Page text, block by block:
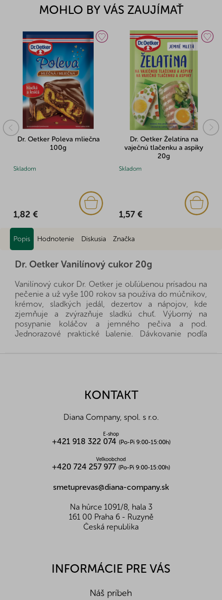
MOHLO BY VÁS ZAUJÍMAŤ
Dr. Oetker Poleva mliečna
100g
Skladom
1,82 €
Dr. Oetker Želatína na
vaječnú tlačenku a aspiky
20g
Skladom
1,57 €
Popis Hodnotenie Diskusia Značka
Dr. Oetker Vanilínový cukor 20g
Vanilínový cukor Dr. Oetker je obľúbenou prísadou na
pečenie a už vyše 100 rokov sa používa do múčnikov,
krémov, sladkých jedál, dezertov a nápojov, kde
zjemňuje a zvýrazňuje sladkú chuť. Výborný na
posypanie koláčov a jemného pečiva a pod.
Jednorazové praktické balenie. Dávkovanie podľa
Návod na použitie:Výborný na posypanie
podľa konkrétneho receptu.
Upozornění pro spotřebitele: Môže obsahovať
stopy (MLIEKO, LUPINOVÁ MÚKA, OBILNINY
obsahujúce LEPOK).
stupňov
Energetická hodnota (kJ/kcal)
1685/396
-
-
Z toho nasycené mastné k. (g)
-
-
KONTAKT
Diana Company, spol. s r.o.
E-shop
+421 918 322 074 (Po-Pi 9:00-15:00h)
Veľkoobchod
+420 724 257 977 (Po-Pi 9:00-15:00h)
smetuprevas@diana-company.sk
Na hůrce 1091/8, hala 3
161 00 Praha 6 - Ruzyně
Česká republika
INFORMÁCIE PRE VÁS
Náš príbeh